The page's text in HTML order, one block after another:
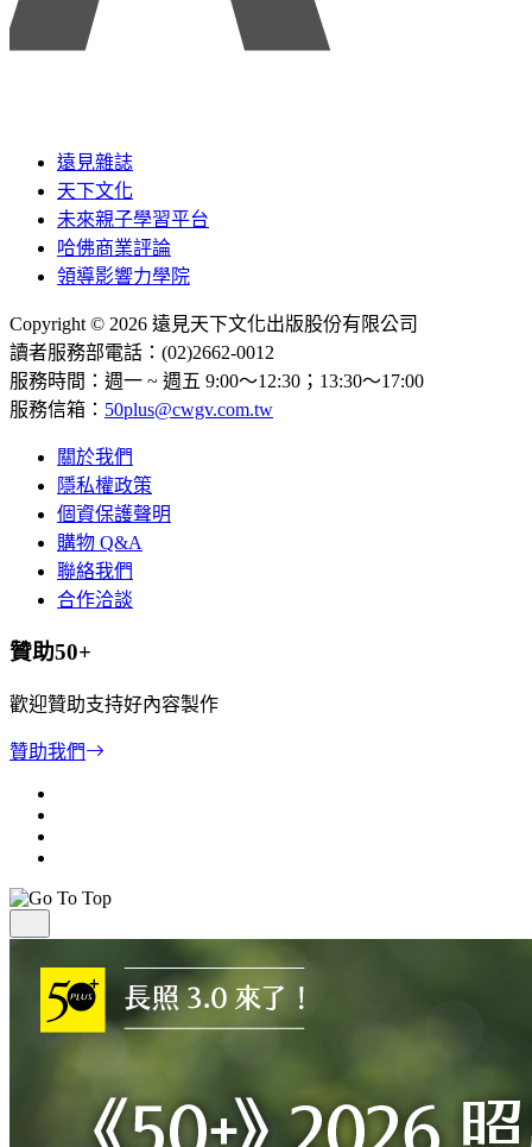
遠見雜誌
天下文化
未來親子學習平台
哈佛商業評論
領導影響力學院
Copyright © 2026 遠見天下文化出版股份有限公司
讀者服務部電話：(02)2662-0012
服務時間：週一 ~ 週五 9:00～12:30；13:30～17:00
服務信箱： 50plus@cwgv.com.tw
關於我們
隱私權政策
個資保護聲明
購物 Q&A
聯絡我們
合作洽談
贊助50+
歡迎贊助支持好內容製作
贊助我們